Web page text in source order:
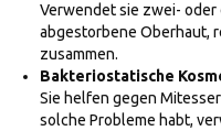
Verwendet sie zwei- oder
abgestorbene Oberhaut,
zusammen.
Bakteriostatische
Sie helfen gegen
solche Probleme habt,